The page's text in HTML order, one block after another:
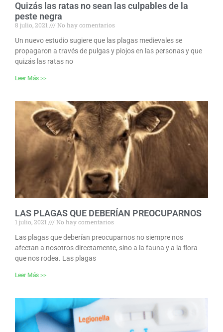
Quizás las ratas no sean las culpables de la
peste negra
8 julio, 2021
No hay comentarios
Un nuevo estudio sugiere que las plagas medievales se
propagaron a través de pulgas y piojos en las personas y que
quizás las ratas no
Leer Más >>
LAS PLAGAS QUE DEBERÍAN PREOCUPARNOS
1 julio, 2021
No hay comentarios
Las plagas que deberían preocuparnos no siempre nos
afectan a nosotros directamente, sino a la fauna y a la flora
que nos rodea. Las plagas
Leer Más >>